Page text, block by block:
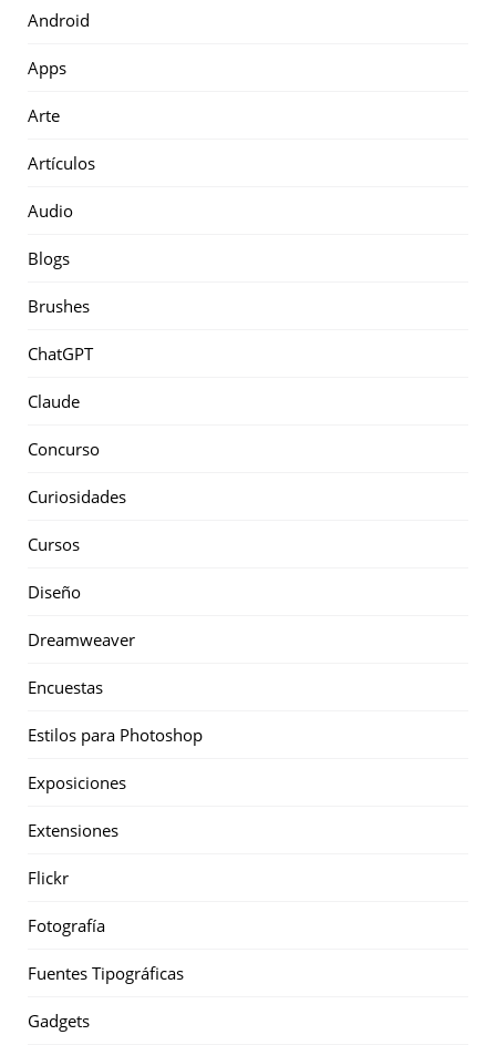
Android
Apps
Arte
Artículos
Audio
Blogs
Brushes
ChatGPT
Claude
Concurso
Curiosidades
Cursos
Diseño
Dreamweaver
Encuestas
Estilos para Photoshop
Exposiciones
Extensiones
Flickr
Fotografía
Fuentes Tipográficas
Gadgets